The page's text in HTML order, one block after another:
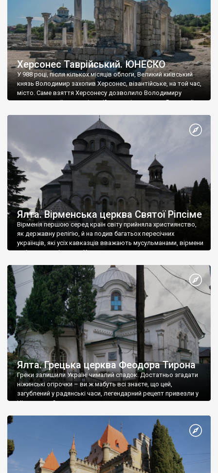
Херсонес Таврійський. ЮНЕСКО
У 988 році, після кількох місяців облоги, Великий київський
князь Володимир захопив Херсонес, візантійське, на той час,
місто. Саме взяття Херсонесу дозволило Володимиру
диктувати свої умови візантійському імператору Василю ІІ, та
Херсонесі Володимир-язичник, став Василем-християнином.
А потім було Хрещення Русі. На честь Херсонесу Таврійського
Ялта. Вірменська церква Святої Ріпсіме
Вірменія першою серед країн світу прийняла християнство,
як державну релігію, й на подив багатьох пересічних
українців, які усіх кавказців вважають мусульманами, вірмени
є відданими вірянами Христа
Ялта. Грецька церква Феодора Тирона
Греки залишили Україні чималий спадок. Достатньо згадати
ніжинські огірочки – ви ж мабуть всі знаєте, що цей,
загублений у радянські часи, легендарний рецепт привезли у
Ніжин греки?